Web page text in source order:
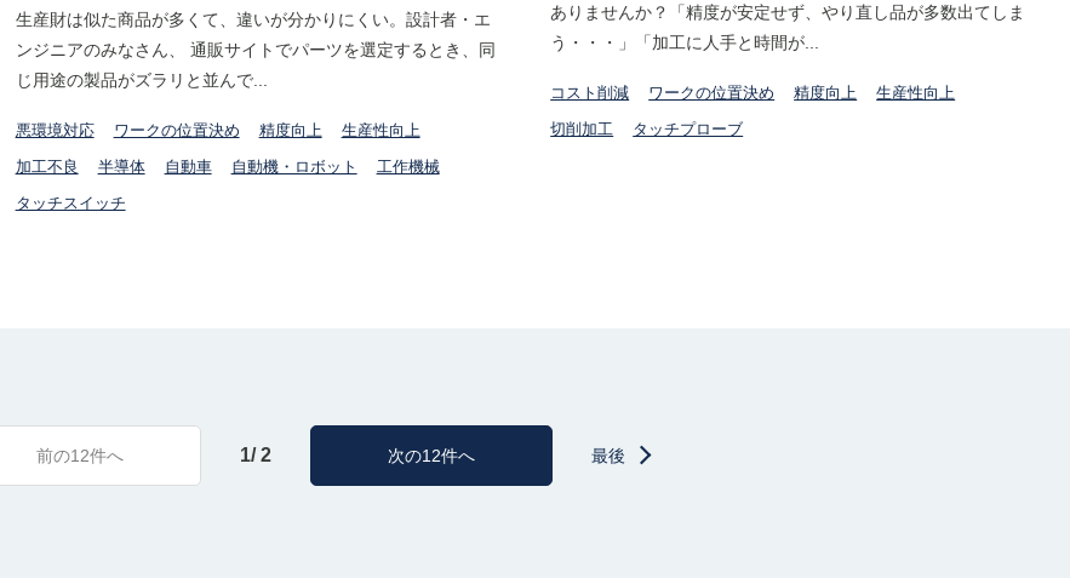
生産財は似た商品が多くて、違いが分かりにくい。設計者・エ
ンジニアのみなさん、 通販サイトでパーツを選定するとき、同
じ用途の製品がズラリと並んで...
悪環境対応 ワークの位置決め 精度向上
生産性向上
加工不良
半導体 自動車 自動機・ロボット
工作機械
タッチスイッチ
ありませんか？「精度が安定せず、やり直し品が多数出てしま
う・・・」「加工に人手と時間が...
コスト削減 ワークの位置決め 精度向上
生産性向上
切削加工
タッチプローブ
前の12件へ 1/ 2 次の12件へ 最後